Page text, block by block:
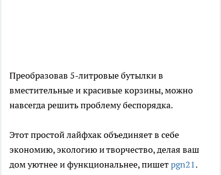
Преобразовав 5-литровые бутылки в
вместительные и красивые корзины, можно
навсегда решить проблему беспорядка.
Этот простой лайфхак объединяет в себе
экономию, экологию и творчество, делая ваш
дом уютнее и функциональнее, пишетpgn21.